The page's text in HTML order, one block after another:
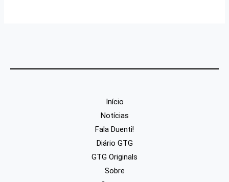
Início
Notícias
Fala Duenti!
Diário GTG
GTG Originals
Sobre